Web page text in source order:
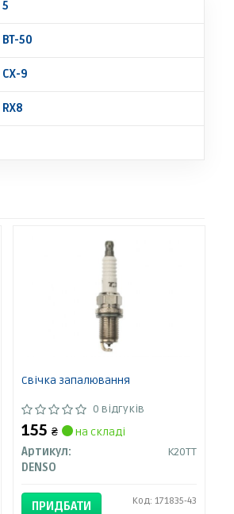
5
BT-50
CX-9
RX8
Свічка запалювання
0 відгуків
155 ₴
на складі
Артикул:
K20TT
DENSO
ПРИДБАТИ Код: 171835-43